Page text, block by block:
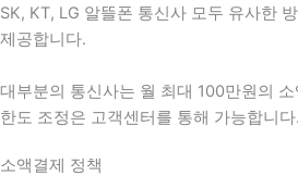
SK, KT, LG 알뜰폰 통신사 모두 유사한
제공합니다.
대부분의 통신사는 월 최대 100만원의
한도 조정은 고객센터를 통해 가능합니다.
소액결제 정책